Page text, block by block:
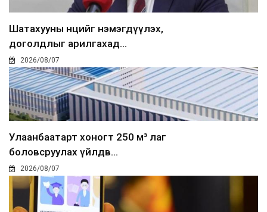
Шатахууны нөөцийг нэмэгдүүлэх,
доголдлыг арилгахад...
2026/08/07
Улаанбаатарт хоногт 250 м³ лаг
боловсруулах үйлдв...
2026/08/07